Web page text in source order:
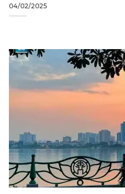
04/02/2025